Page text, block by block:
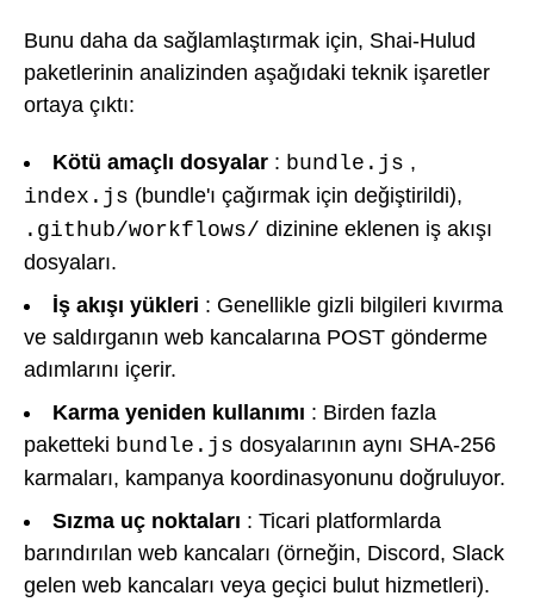
Bunu daha da sağlamlaştırmak için, Shai-Hulud
paketlerinin analizinden aşağıdaki teknik işaretler
ortaya çıktı:
Kötü amaçlı dosyalar : bundle.js ,
index.js (bundle'ı çağırmak için değiştirildi),
.github/workflows/ dizinine eklenen iş akışı
dosyaları.
İş akışı yükleri : Genellikle gizli bilgileri kıvırma
ve saldırganın web kancalarına POST gönderme
adımlarını içerir.
Karma yeniden kullanımı : Birden fazla
paketteki bundle.js dosyalarının aynı SHA-256
karmaları, kampanya koordinasyonunu doğruluyor.
Sızma uç noktaları : Ticari platformlarda
barındırılan web kancaları (örneğin, Discord, Slack
gelen web kancaları veya geçici bulut hizmetleri).